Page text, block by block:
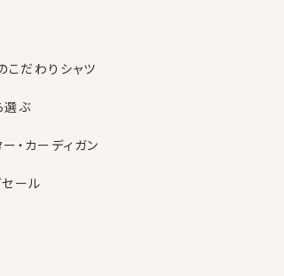
だわりシャツ
選ぶ
・カーディガン
ール